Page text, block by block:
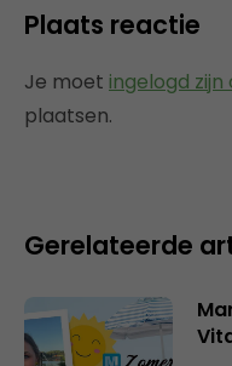
Plaats reactie
Je moet ingelogd zijn
plaatsen.
Gerelateerde